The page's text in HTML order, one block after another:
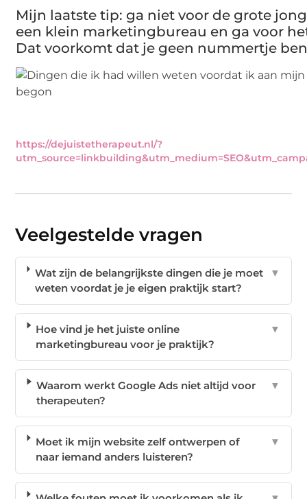
Mijn laatste tip: ga niet voor de grote
een klein marketingbureau en ga voor
Dat voorkomt dat je geen nummertje
https://dejuistetherapeut.nl/?
Veelgestelde vragen
Wat zijn de belangrijkste dingen die je moet
weten voordat je je eigen praktijk start?
▼
Hoe vind je het juiste online
marketingbureau voor je praktijk?
▼
Waarom werkt Google Ads niet altijd voor
therapeuten?
▼
Moet ik mijn website zelf ontwerpen of
naar iemand anders luisteren?
▼